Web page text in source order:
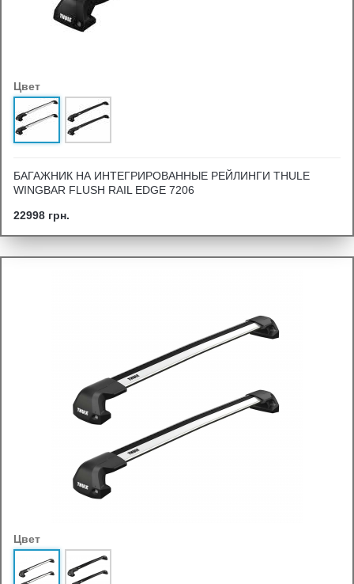
Цвет
БАГАЖНИК НА ИНТЕГРИРОВАННЫЕ РЕЙЛИНГИ THULE
WINGBAR FLUSH RAIL EDGE 7206
22998 грн.
Цвет